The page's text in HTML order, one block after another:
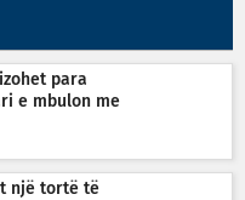
para
e mbulon me
një tortë të